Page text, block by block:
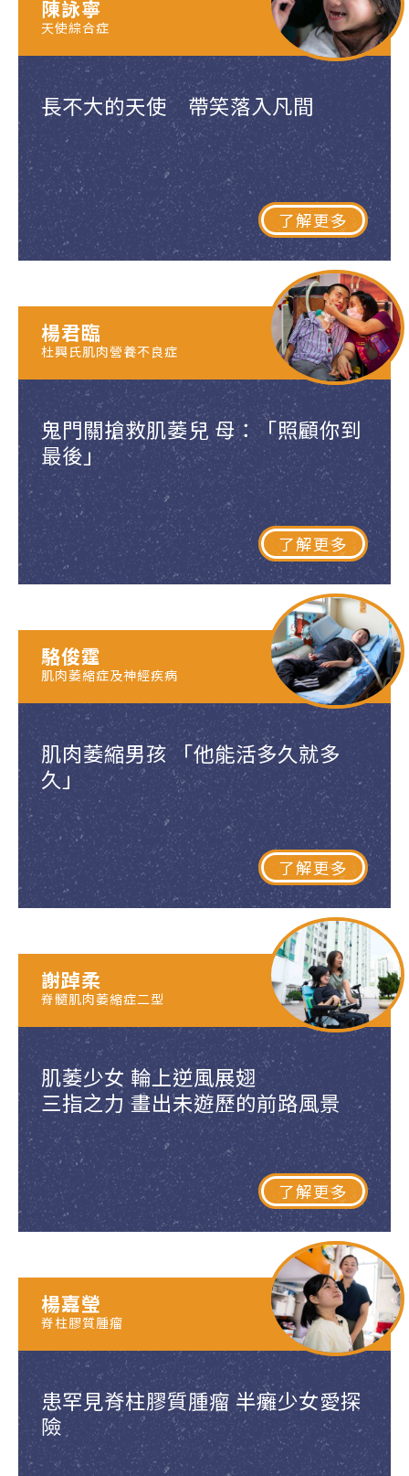
長不大的天使 帶笑落入凡間
了解更多
陳詠寧
天使綜合症
鬼門關搶救肌萎兒 母：「照顧你到
最後」
了解更多
楊君臨
杜興氏肌肉營養不良症
肌肉萎縮男孩 「他能活多久就多
久」
了解更多
駱俊霆
肌肉萎縮症及神經疾病
肌萎少女 輪上逆風展翅
三指之力 畫出未遊歷的前路風景
了解更多
謝踔柔
脊髓肌肉萎縮症二型
患罕見脊柱膠質腫瘤 半癱少女愛探
險
楊嘉瑩
脊柱膠質腫瘤